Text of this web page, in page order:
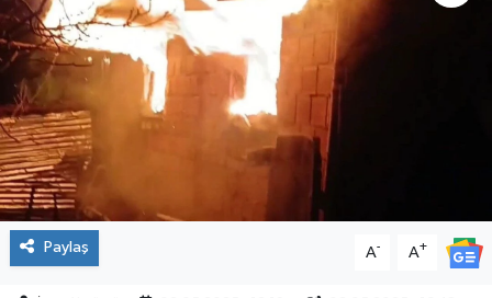
Paylaş A- A+
YAŞAM
ÇEVRE
İLÇELER
RESMİ İLANLAR
KÜLTÜR
Haber Arşivi